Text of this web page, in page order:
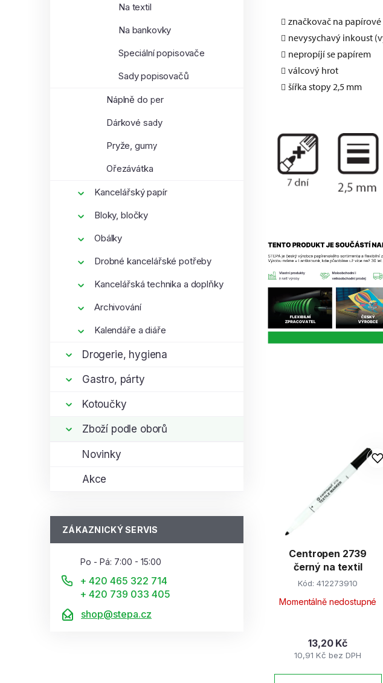
Na textil
Na bankovky
Speciální popisovače
Sady popisovačů
Náplně do per
Dárkové sady
Pryže, gumy
Ořezávátka
Kancelářský papír
Bloky, bločky
Obálky
Drobné kancelářské potřeby
Kancelářská technika a doplňky
Archivování
Kalendáře a diáře
Drogerie, hygiena
Gastro, párty
Kotoučky
Zboží podle oborů
Novinky
Akce
ZÁKAZNICKÝ SERVIS
Po - Pá: 7:00 - 15:00
+ 420 465 322 714
+ 420 739 033 405
shop@stepa.cz
značkovač na
nevysychavý inkoust
nepropíjí se papírem
válcový hrot
šířka stopy 2,5 mm
Centropen 2739
černý na textil
Kód:412273910
Momentálně nedostupné
10,91 Kč bez DPH
13,20 Kč